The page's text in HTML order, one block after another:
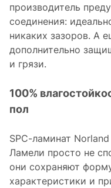
производитель
соединения:
никаких зазоров. А
дополнительно
и грязи.
100%
пол
SPC-ламинат
Ламели просто не
они сохраняют
характеристики и